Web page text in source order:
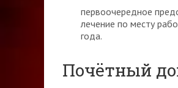
первоочередное
лечение по месту
года.
Почётный